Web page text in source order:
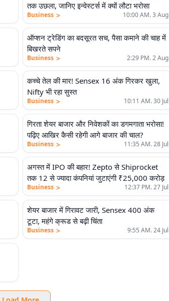
तक उछला, जानिए इन्वेस्टर्स में क्यों लौटा भरोसा
Business > 10:00 AM. 3 Aug
ऑप्शन ट्रेडिंग का बदसूरत सच, पैसा कमाने की चाह में
बिखरते सपने
Business > 2:29 PM. 2 Aug
कच्चे तेल की मार! Sensex 16 अंक गिरकर खुला,
Nifty भी रहा सुस्त
Business > 10:11 AM. 30 Jul
गिरता शेयर बाजार और निवेशकों का डगमगाता भरोसा!
पढ़िए आखिर कैसी रहेगी आगे बाजार की चाल?
Business > 11:35 AM. 28 Jul
अगस्त में IPO की बहार! Zepto से Shiprocket
तक 12 से ज्यादा कंपनियां जुटाएंगी ₹25,000 करोड़
Business > 12:37 PM. 27 Jul
शेयर बाजार में गिरावट जारी, Sensex 400 अंक
टूटा, महंगे क्रूड से बढ़ी चिंता
Business > 9:55 AM. 24 Jul